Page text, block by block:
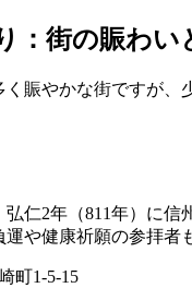
：街の賑わい
賑やかな街ですが
仁2年（811年）に
や健康祈願の参拝者
町1-5-15